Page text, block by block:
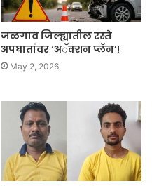
जळगाव जिल्ह्यातील रस्ते
अपघातांवर ‘अॅक्शन प्लॅन’!
May 2, 2026